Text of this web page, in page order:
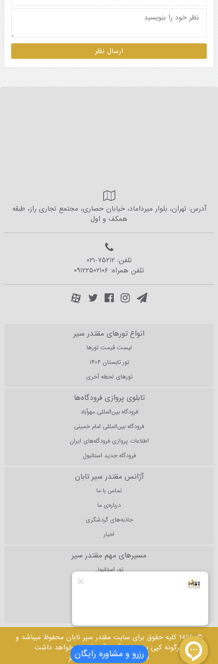
آدرس: تهران، بلوار میرداماد، خیابان حصاری، مجتمع تجاری راز، طبقه
همکف و اول
تلفن: ۰۲۱-۷۵۲۱۲
تلفن همراه: ۰۹۱۲۲۵۰۲۱۰۶
انواع تورهای مقتدر سیر
لیست قیمت تورها
تور تابستان ۱۴۰۴
تورهای لحظه آخری
تابلوی پروازی فرودگاه‌ها
فرودگاه بین‌المللی مهرآباد
فرودگاه بین‌المللی امام خمینی
اطلاعات پروازی فرودگاه‌های ایران
فرودگاه جدید استانبول
آژانس مقتدر سیر تابان
تماس با ما
درباره‌ی ما
جاذبه‌های گردشگری
اخبار
مسیرهای مهم مقتدر سیر
تور استانبول
1405 کلیه حقوق برای سایت مقتدر سیر تابان محفوظ میباشد و
هرگونه کپی برداری از آن پیگرد قانونی خواهد داشت
طراحی وب سایت: پرشین تولز
رزرو و مشاوره رایگان